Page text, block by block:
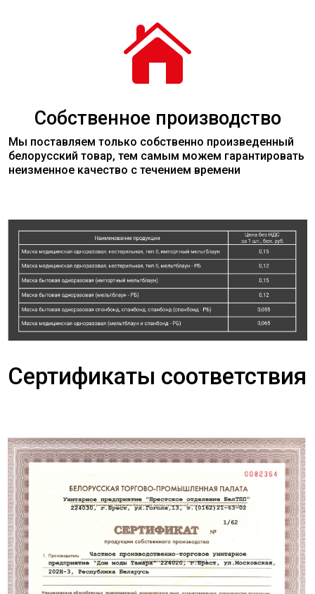

Собственное производство
Мы поставляем только собственно произведенный
белорусский товар, тем самым можем гарантировать
неизменное качество с течением времени
Сертификаты соответствия